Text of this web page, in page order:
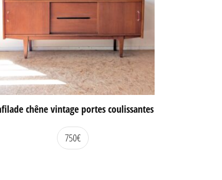
chêne vintage portes coulissantes
750€